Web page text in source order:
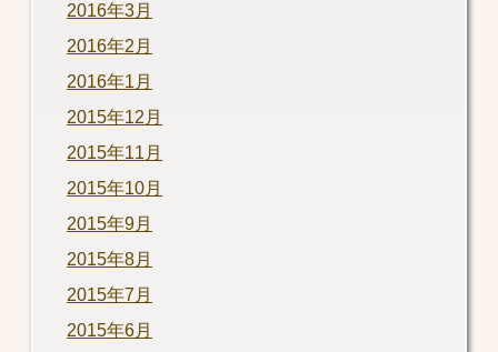
2016年3月
2016年2月
2016年1月
2015年12月
2015年11月
2015年10月
2015年9月
2015年8月
2015年7月
2015年6月